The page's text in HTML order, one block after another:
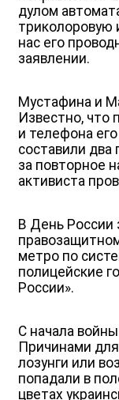
дулом
триколоровую
нас его
заявлении.
Мустафина и
Известно, что
и телефона
составили два
за повторное
активиста
В День России
метро по
полицейские
России».
С начала
Причинами
лозунги или
попадали в
цветах